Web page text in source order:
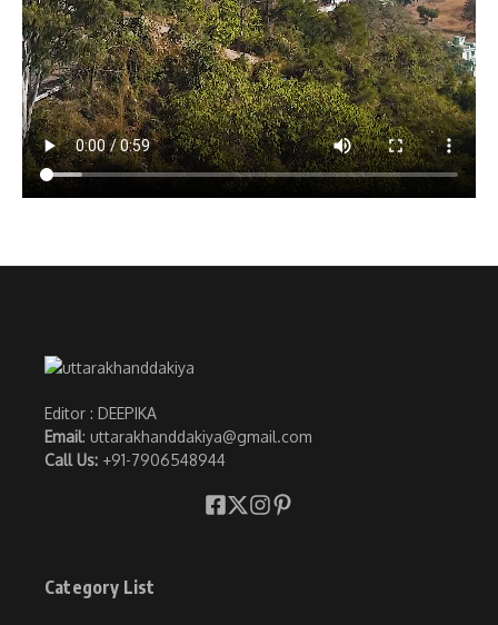
Editor : DEEPIKA
Email: uttarakhanddakiya@gmail.com
Call Us: +91-7906548944
Category List